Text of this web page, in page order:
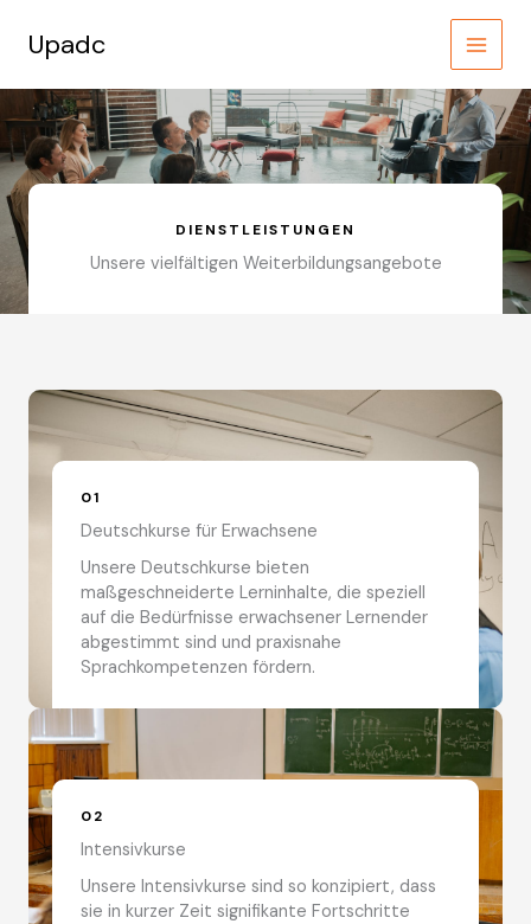
Inhalt
springen
Upadc
DIENSTLEISTUNGEN
Unsere vielfältigen Weiterbildungsangebote
01
Deutschkurse für Erwachsene
Unsere Deutschkurse bieten
maßgeschneiderte Lerninhalte, die speziell
auf die Bedürfnisse erwachsener Lernender
abgestimmt sind und praxisnahe
Sprachkompetenzen fördern.
02
Intensivkurse
Unsere Intensivkurse sind so konzipiert, dass
sie in kurzer Zeit signifikante Fortschritte